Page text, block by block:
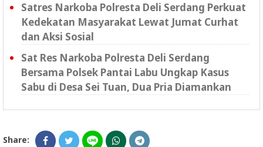
Satres Narkoba Polresta Deli Serdang Perkuat
Kedekatan Masyarakat Lewat Jumat Curhat
dan Aksi Sosial
Sat Res Narkoba Polresta Deli Serdang
Bersama Polsek Pantai Labu Ungkap Kasus
Sabu di Desa Sei Tuan, Dua Pria Diamankan
Share: